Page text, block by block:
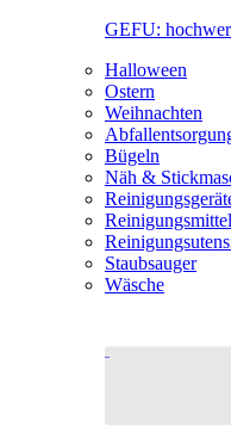
GEFU:
Halloween
Ostern
Weihnachten
Bügeln
Näh &
Reinigungsmittel
Staubsauger
Wäsche